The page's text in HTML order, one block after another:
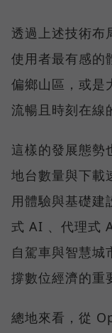
透過上述技術布
使用者最有感的
偏鄉山區，或是
流暢且時刻在線
這樣的發展態勢
地台數量與下載
用體驗與基礎建
式 AI 、代理式
自駕車與智慧城
撐數位經濟的重
總地來看，從